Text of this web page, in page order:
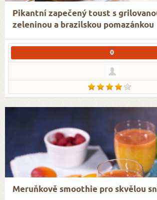
Pikantní zapečený toust s
zeleninou a brazilskou pomazánkou
0
Meruňkově smoothie pro skvělou